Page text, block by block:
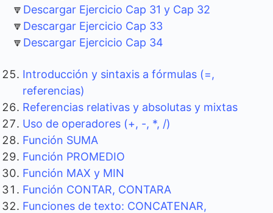
🔽 Descargar Ejercicio Cap 31 y Cap 32
🔽 Descargar Ejercicio Cap 33
🔽 Descargar Ejercicio Cap 34
Introducción y sintaxis a fórmulas (=,
referencias)
Referencias relativas y absolutas y mixtas
Uso de operadores (+, -, *, /)
Función SUMA
Función PROMEDIO
Función MAX y MIN
Función CONTAR, CONTARA
Funciones de texto: CONCATENAR,